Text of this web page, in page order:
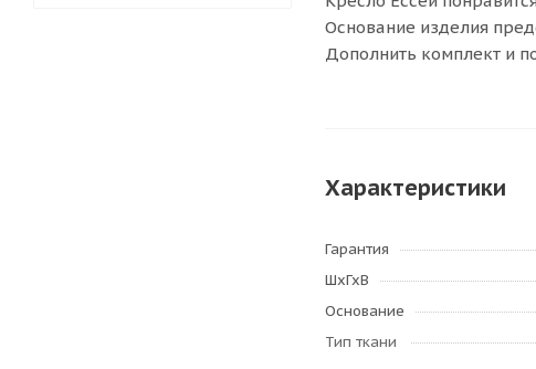
Основание изделия
Дополнить комплект и
Характеристики
Гарантия
ШхГхВ
Основание
Тип ткани